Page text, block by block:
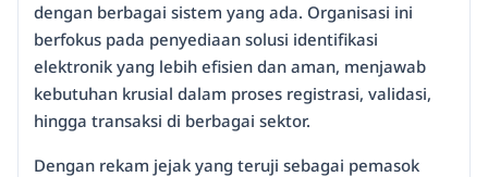
dengan berbagai sistem yang ada. Organisasi ini
berfokus pada penyediaan solusi identifikasi
elektronik yang lebih efisien dan aman, menjawab
kebutuhan krusial dalam proses registrasi, validasi,
hingga transaksi di berbagai sektor.
Dengan rekam jejak yang teruji sebagai pemasok